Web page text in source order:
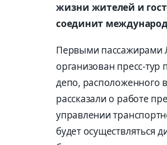
жизни жителей и
соединит
Первыми пассажирами
организован пресс-
депо, расположенного
рассказали о работе
управлении
будет осуществляться